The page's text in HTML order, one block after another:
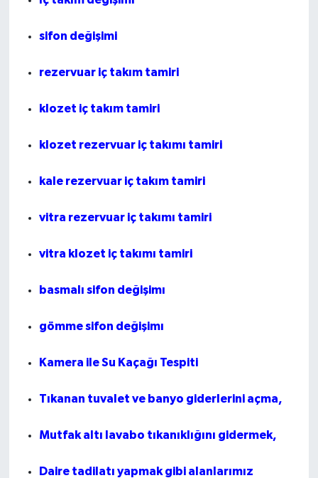
sifon değişimi
rezervuar iç takım tamiri
klozet iç takım tamiri
klozet rezervuar iç takımı tamiri
kale rezervuar iç takım tamiri
vitra rezervuar iç takımı tamiri
vitra klozet iç takımı tamiri
basmalı sifon değişimı
gömme sifon değişimı
Kamera ile Su Kaçağı Tespiti
Tıkanan tuvalet ve banyo giderlerini açma,
Mutfak altı lavabo tıkanıklığını gidermek,
Daire tadilatı yapmak gibi alanlarımız